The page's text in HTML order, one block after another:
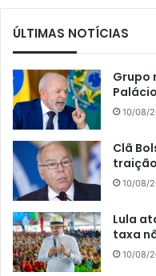
ÚLTIMAS NOTÍCIAS
Grupo
10/08/
Clã
10/08/
Lula
taxa
10/08/